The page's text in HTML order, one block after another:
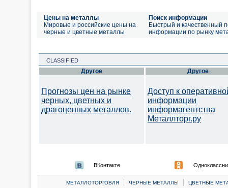
Цены на металлы
Мировые и российские цены на
черные и цветные металлы
Поиск информации
Быстрый и качественный
информации по рынку
CLASSIFIED
Другое
Прогнозы цен на рынке
черных, цветных и
драгоценных металлов.
Другое
Доступ к
информации
информагентства
Металлторг.ру
ВКонтакте
МЕТАЛЛОТОРГОВЛЯ | ЧЕРНЫЕ МЕТАЛЛЫ | ЦВЕТНЫЕ